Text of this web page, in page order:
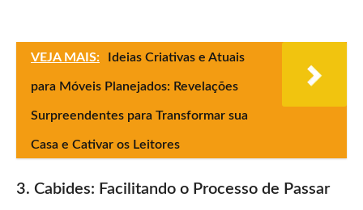
VEJA MAIS: Ideias Criativas e Atuais
para Móveis Planejados: Revelações
Surpreendentes para Transformar sua
Casa e Cativar os Leitores
3. Cabides: Facilitando o Processo de Passar